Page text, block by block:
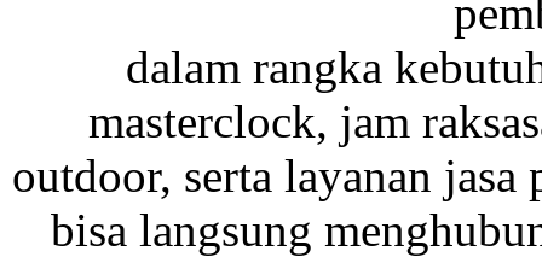
dalam rangka
masterclock, jam
outdoor, serta layanan
bisa langsung